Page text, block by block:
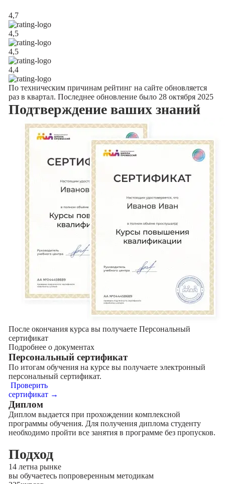
4,7
4,5
4,5
4,4
По техническим причинам рейтинг на сайте обновляется
раз в квартал. Последнее обновление было 28 октября 2025
Подтверждение ваших знаний
После окончания курса вы получаете Персональный
сертификат
Подробнее о документах
Персональный сертификат
По итогам обучения на курсе вы получаете электронный
персональный сертификат.
Проверить
сертификат →
Диплом
Диплом выдается при прохождении комплексной
программы обучения. Для получения диплома студенту
необходимо пройти все занятия в программе без пропусков.
Подход
14 летна рынке
вы обучаетесь попроверенным методикам